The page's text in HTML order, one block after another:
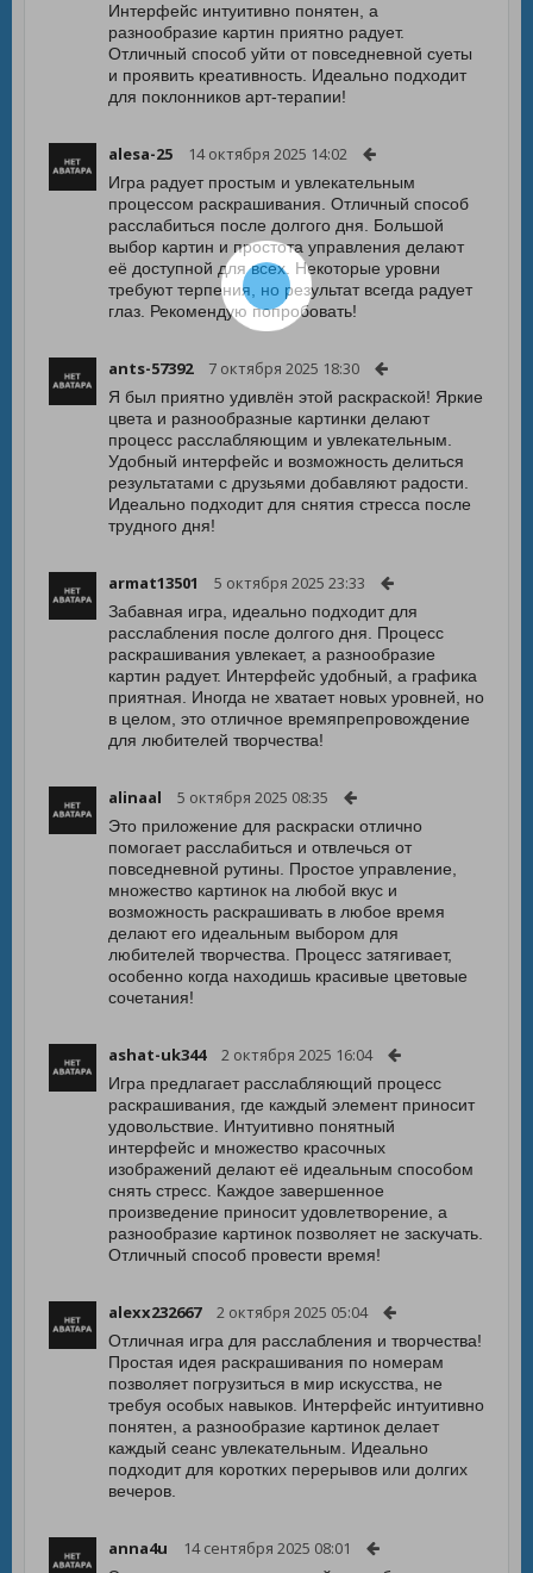
Интерфейс интуитивно понятен, а
разнообразие картин приятно радует.
Отличный способ уйти от повседневной суеты
и проявить креативность. Идеально подходит
для поклонников арт-терапии!
alesa-25 14 октября 2025 14:02
Игра радует простым и увлекательным
процессом раскрашивания. Отличный способ
расслабиться после долгого дня. Большой
выбор картин и простота управления делают
её доступной для всех. Некоторые уровни
требуют терпения, но результат всегда радует
глаз. Рекомендую попробовать!
ants-57392 7 октября 2025 18:30
Я был приятно удивлён этой раскраской! Яркие
цвета и разнообразные картинки делают
процесс расслабляющим и увлекательным.
Удобный интерфейс и возможность делиться
результатами с друзьями добавляют радости.
Идеально подходит для снятия стресса после
трудного дня!
armat13501 5 октября 2025 23:33
Забавная игра, идеально подходит для
расслабления после долгого дня. Процесс
раскрашивания увлекает, а разнообразие
картин радует. Интерфейс удобный, а графика
приятная. Иногда не хватает новых уровней, но
в целом, это отличное времяпрепровождение
для любителей творчества!
alinaal 5 октября 2025 08:35
Это приложение для раскраски отлично
помогает расслабиться и отвлечься от
повседневной рутины. Простое управление,
множество картинок на любой вкус и
возможность раскрашивать в любое время
делают его идеальным выбором для
любителей творчества. Процесс затягивает,
особенно когда находишь красивые цветовые
сочетания!
ashat-uk344 2 октября 2025 16:04
Игра предлагает расслабляющий процесс
раскрашивания, где каждый элемент приносит
удовольствие. Интуитивно понятный
интерфейс и множество красочных
изображений делают её идеальным способом
снять стресс. Каждое завершенное
произведение приносит удовлетворение, а
разнообразие картинок позволяет не заскучать.
Отличный способ провести время!
alexx232667 2 октября 2025 05:04
Отличная игра для расслабления и творчества!
Простая идея раскрашивания по номерам
позволяет погрузиться в мир искусства, не
требуя особых навыков. Интерфейс интуитивно
понятен, а разнообразие картинок делает
каждый сеанс увлекательным. Идеально
подходит для коротких перерывов или долгих
вечеров.
anna4u 14 сентября 2025 08:01